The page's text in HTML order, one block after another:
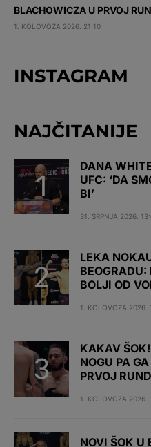
BLACHOWICZA U PRVOJ
1. KOLOVOZA 2026. 21:10
INSTAGRAM
NAJČITANIJE
DANA
UFC: ‘DA
BI’
31. SRPNJA 2026.
LEKA
BEOGRADU:
BOLJI OD
1. KOLOVOZA 2026.
KAKAV
NOGU PA
PRVOJ
1. KOLOVOZA 2026.
NOVI ŠOK U